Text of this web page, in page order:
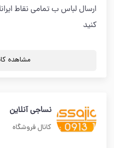
ارسال لباس ب تمامی نقاط
کنید
مشاهده
نساجی آنلاین
کانال فروشگاه